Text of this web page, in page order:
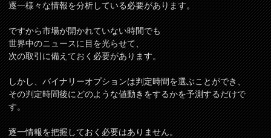
逐一様々な情報を分析している必要があります。
ですから市場が開かれていない時間でも
世界中のニュースに目を光らせて、
次の取引に備えておく必要があります。
しかし、バイナリーオプションは判定時間を選ぶことができ、
その判定時間後にどのような値動きをするかを予測するだけで
す。
逐一情報を把握しておく必要はありません。